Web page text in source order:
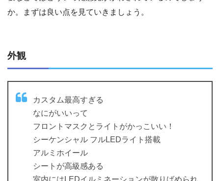
か。まずは良い点を見ていきましょう。
外観
カスタム最高すぎる
なにがいいって
フロントマスクとライトがかっこいい！
シーケンシャル フルLEDライト搭載
アルミホイール
シートが高級感ある
室内にはLEDイルミネーションが散りばめられ